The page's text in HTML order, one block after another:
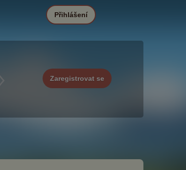
Zaregistrovat se
Přihlášení